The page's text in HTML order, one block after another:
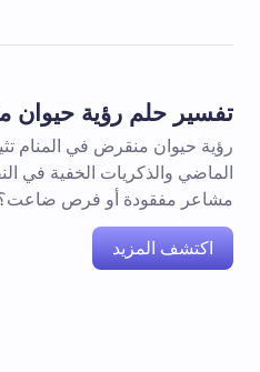
تفسير حلم رؤية حيوان
رؤية حيوان منقرض في المنام
الماضي والذكريات الخفية في
مشاعر مفقودة أو فرص
اكتشف المزيد